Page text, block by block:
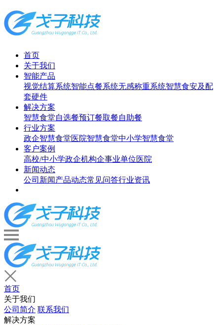
首页
关于我们
智能产品
视觉结算系统智能点餐系统无感称重系统智慧食安及配
套硬件
解决方案
智慧食堂自选餐预订餐取餐自助餐
行业方案
政企智慧食堂医院智慧食堂中小学智慧食堂
客户案例
高校/中小学政企机构企事业单位医院
新闻动态
公司新闻产品动态常见问答行业资讯
首页
关于我们
公司简介 联系我们
解决方案